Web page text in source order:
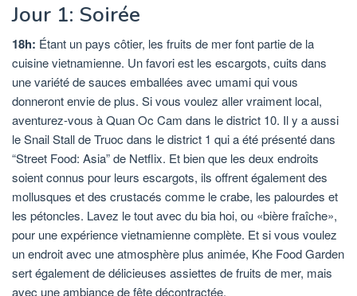
Jour 1: Soirée
18h: Étant un pays côtier, les fruits de mer font partie de la
cuisine vietnamienne. Un favori est les escargots, cuits dans
une variété de sauces emballées avec umami qui vous
donneront envie de plus. Si vous voulez aller vraiment local,
aventurez-vous à Quan Oc Cam dans le district 10. Il y a aussi
le Snail Stall de Truoc dans le district 1 qui a été présenté dans
“Street Food: Asia” de Netflix. Et bien que les deux endroits
soient connus pour leurs escargots, ils offrent également des
mollusques et des crustacés comme le crabe, les palourdes et
les pétoncles. Lavez le tout avec du bia hoi, ou «bière fraîche»,
pour une expérience vietnamienne complète. Et si vous voulez
un endroit avec une atmosphère plus animée, Khe Food Garden
sert également de délicieuses assiettes de fruits de mer, mais
avec une ambiance de fête décontractée.